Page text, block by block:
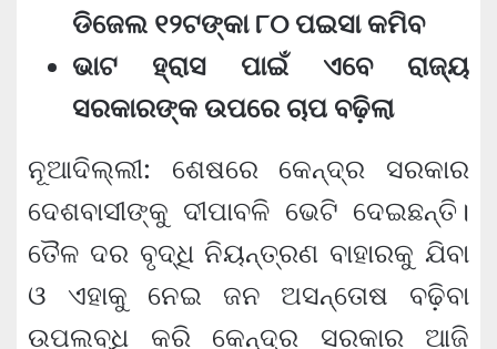
ଡିଜେଲ ୧୨ଟଙ୍କା ୮୦ ପଇସା କମିବ
ଭାଟ ହ୍ରାସ ପାଇଁ ଏବେ ରାଜ୍ୟ
ସରକାରଙ୍କ ଉପରେ ଚାପ ବଢ଼ିଲା
ନୂଆଦିଲ୍ଲୀ: ଶେଷରେ କେନ୍ଦ୍ର ସରକାର
ଦେଶବାସୀଙ୍କୁ ଦୀପାବଳି ଭେଟି ଦେଇଛନ୍ତି।
ତୈଳ ଦର ବୃଦ୍ଧି ନିୟନ୍ତ୍ରଣ ବାହାରକୁ ଯିବା
ଓ ଏହାକୁ ନେଇ ଜନ ଅସନ୍ତୋଷ ବଢ଼ିବା
ଉପଲବ୍ଧି କରି କେନ୍ଦ୍ର ସରକାର ଆଜି